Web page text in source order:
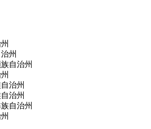
州
自治州
治州
治州
自治州